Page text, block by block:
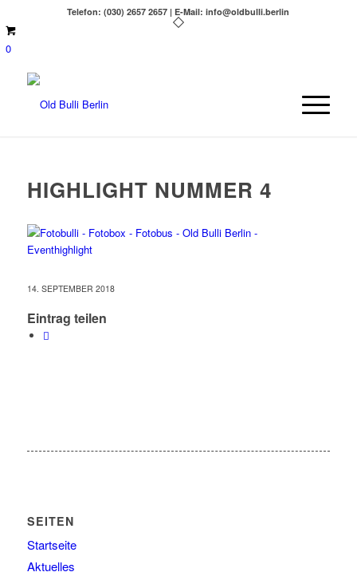
Telefon: (030) 2657 2657 | E-Mail: info@oldbulli.berlin
0
HIGHLIGHT NUMMER 4
14. SEPTEMBER 2018
Eintrag teilen
SEITEN
Startseite
Aktuelles